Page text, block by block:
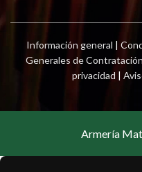
Información general |
Generales de Contratación
privacidad |
Armería